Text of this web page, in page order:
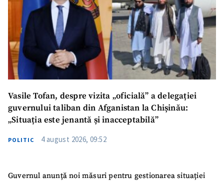
SUSȚINE
Vasile Tofan, despre vizita „oficială” a delegației
guvernului taliban din Afganistan la Chișinău:
„Situația este jenantă și inacceptabilă”
POLITIC 4 august 2026, 09:52
Guvernul anunță noi măsuri pentru gestionarea situației